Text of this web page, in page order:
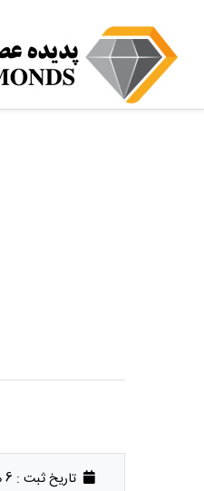
تاریخ ثبت : 6 مرداد 1399